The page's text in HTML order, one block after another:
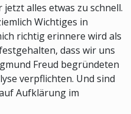
alles etwas zu schnell.
Wichtiges in
richtig erinnere wird als
dass wir uns
Freud begründeten
verpflichten. Und sind
Aufklärung im